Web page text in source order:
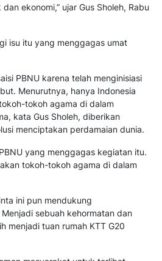
ekonomi,” ujar Gus Sholeh, Rabu
isu itu yang menggagas umat
PBNU karena telah menginisiasi
Menurutnya, hanya Indonesia
tokoh agama di dalam
kata Gus Sholeh, diberikan
menciptakan perdamaian dunia.
yang menggagas kegiatan itu.
tokoh-tokoh agama di dalam
ini pun mendukung
sebuah kehormatan dan
menjadi tuan rumah KTT G20